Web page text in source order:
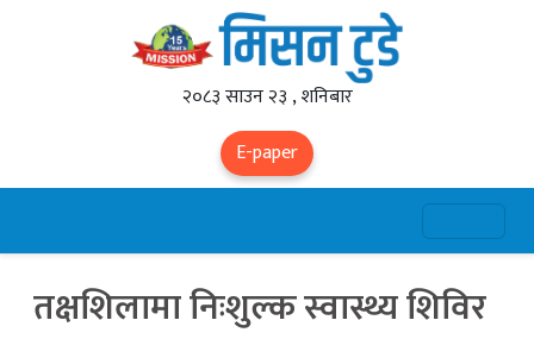
२०८३ साउन २३ , शनिबार
E-paper
तक्षशिलामा निःशुल्क स्वास्थ्य शिविर